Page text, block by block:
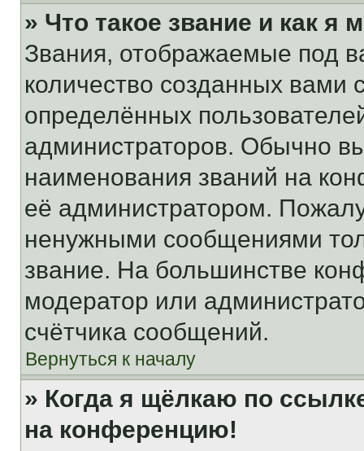
» Что такое звание и как я
Звания, отображаемые под
количество созданных
определённых
администраторов. Обычно
наименования званий на
её администратором.
ненужными сообщениями
звание. На большинстве
модератор или
счётчика сообщений.
Вернуться к началу
» Когда я щёлкаю по
на конференцию!